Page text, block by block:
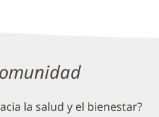
la salud y el bienestar?